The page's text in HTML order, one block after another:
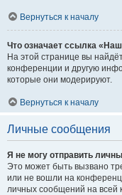
Вернуться к началу
Что означает ссылка
На этой странице вы
конференции и другую
которые они модерируют.
Вернуться к началу
Личные сообщения
Я не могу отправить
Это может быть вызвано
или не вошли на
личных сообщений на всей